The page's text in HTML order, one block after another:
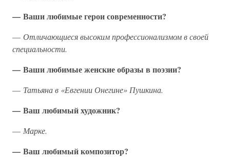
— Ваши любимые герои современности?
— Отличающиеся высоким профессионализмом в своей
специальности.
— Ваши любимые женские образы в поэзии?
— Татьяна в «Евгении Онегине» Пушкина.
— Ваш любимый художник?
— Марке.
— Ваш любимый композитор?